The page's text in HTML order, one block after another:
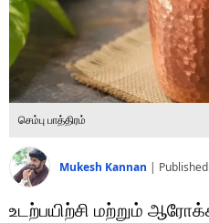
போட்டோ கேலரி
செம்பு பாத்திரம்
Mukesh Kannan |
உடற்பயிற்சி மற்றும்